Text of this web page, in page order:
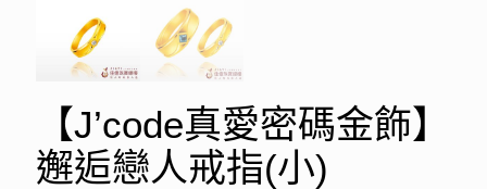
【J’code真愛密碼金飾】
邂逅戀人戒指(小)